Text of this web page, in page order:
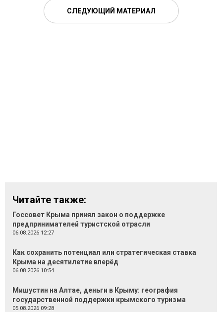
СЛЕДУЮЩИЙ МАТЕРИАЛ
Читайте также:
Госсовет Крыма принял закон о поддержке
предпринимателей туристской отрасли
06.08.2026 12:27
Как сохранить потенциал или стратегическая ставка
Крыма на десятилетие вперёд
06.08.2026 10:54
Мишустин на Алтае, деньги в Крыму: география
государственной поддержки крымского туризма
05.08.2026 09:28